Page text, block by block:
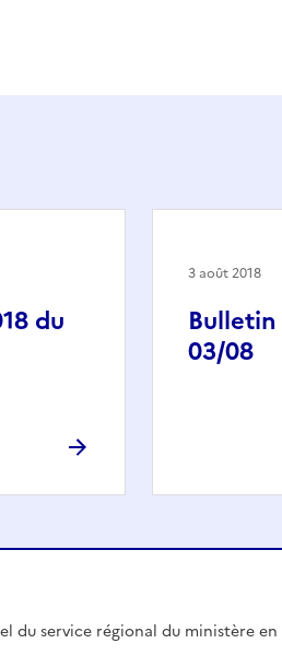
du
Bulletin
03/08
3 août 2018
du service régional du ministère